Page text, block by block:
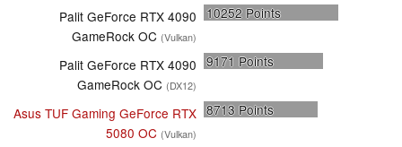
Palit GeForce RTX 4090
GameRock OC (Vulkan)
10252 Points
Palit GeForce RTX 4090
GameRock OC (DX12)
9171 Points
Asus TUF Gaming GeForce RTX
5080 OC (Vulkan)
8713 Points